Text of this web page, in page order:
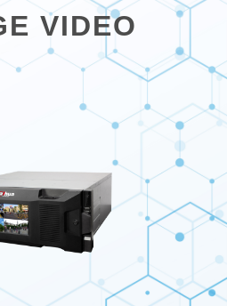
VIDEO